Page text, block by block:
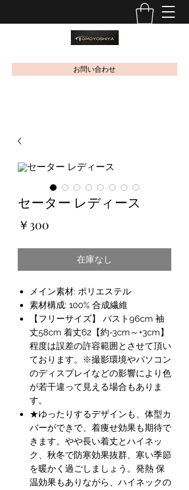
お問い合わせ
セーター レディース
￥300
在庫なし
メイン素材: ポリエステル
素材構成: 100% 合成繊維
【フリーサイズ】 バスト96cm 袖
丈58cm 着丈62【約-3cm～+3cm】
程度は誤差の許容範囲とさせて頂い
ております。※撮影環境やパソコン
のディスプレイなどの影響により色
が若干違って見える場合もありま
す。
★ゆったりするデザインも、体型カ
バーができで、着痩せ効果も期待で
きます。やや長い着丈とハイネッ
ク、秋冬で防寒効果抜群、寒い季節
を暖かく過ごしましょう。発熱 保
温効果もありながら、ハイネックの